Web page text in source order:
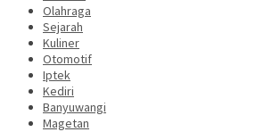
Olahraga
Sejarah
Kuliner
Otomotif
Iptek
Kediri
Banyuwangi
Magetan